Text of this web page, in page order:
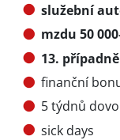
služební
mzdu 50
13.
finanční
5 týdnů
sick days